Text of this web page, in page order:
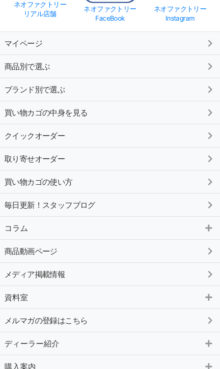
ネオファクトリー
リアル店舗
ネオファクトリー
FaceBook
ネオファクトリー
Instagram
マイページ
商品別で選ぶ
ブランド別で選ぶ
買い物カゴの中身を見る
クイックオーダー
取り寄せオーダー
買い物カゴの使い方
毎日更新！スタッフブログ
コラム
商品動画ページ
メディア掲載情報
資料室
メルマガの登録はこちら
ディーラー紹介
購入案内